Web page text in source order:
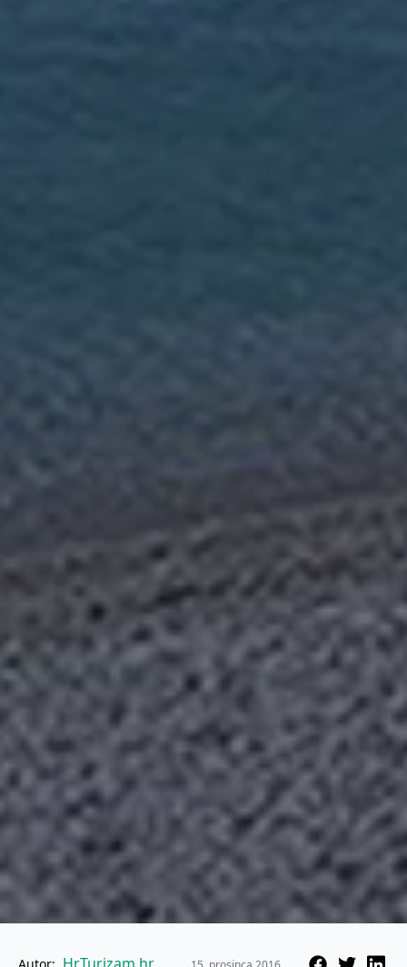
Autor: HrTurizam.hr